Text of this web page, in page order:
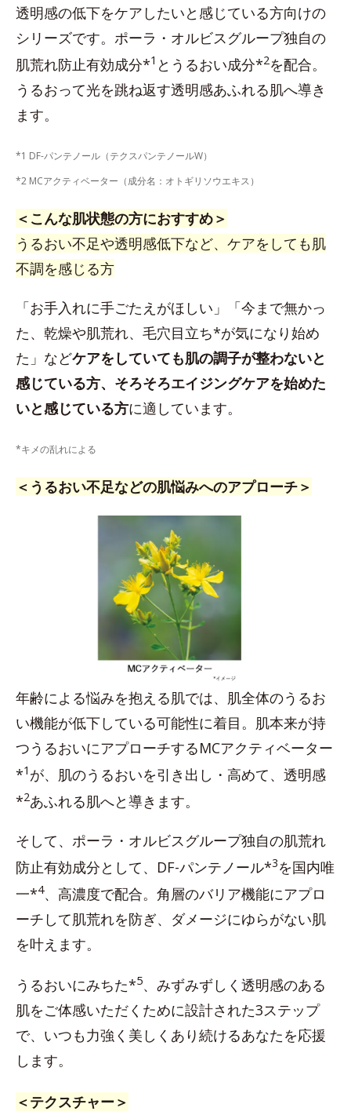
透明感の低下をケアしたいと感じている方向けの
シリーズです。ポーラ・オルビスグループ独自の
肌荒れ防止有効成分*1 とうるおい成分*2を配合。
うるおって光を跳ね返す透明感あふれる肌へ導き
ます。
*1 DF-パンテノール（テクスパンテノールW）
*2 MCアクティベーター（成分名：オトギリソウエキス）
＜こんな肌状態の方におすすめ＞
うるおい不足や透明感低下など、ケアをしても肌
不調を感じる方
「お手入れに手ごたえがほしい」「今まで無かっ
た、乾燥や肌荒れ、毛穴目立ち*が気になり始め
た」などケアをしていても肌の調子が整わないと
感じている方、そろそろエイジングケアを始めた
いと感じている方に適しています。
*キメの乱れによる
＜うるおい不足などの肌悩みへのアプローチ＞
年齢による悩みを抱える肌では、肌全体のうるお
い機能が低下している可能性に着目。肌本来が持
つうるおいにアプローチするMCアクティベーター
*1 が、肌のうるおいを引き出し・高めて、透明感
*2あふれる肌へと導きます。
そして、ポーラ・オルビスグループ独自の肌荒れ
防止有効成分として、DF-パンテノール*3を国内唯
一*4、高濃度で配合。角層のバリア機能にアプロ
ーチして肌荒れを防ぎ、ダメージにゆらがない肌
を叶えます。
うるおいにみちた*5、みずみずしく透明感のある
肌をご体感いただくために設計された3ステップ
で、いつも力強く美しくあり続けるあなたを応援
します。
＜テクスチャー＞